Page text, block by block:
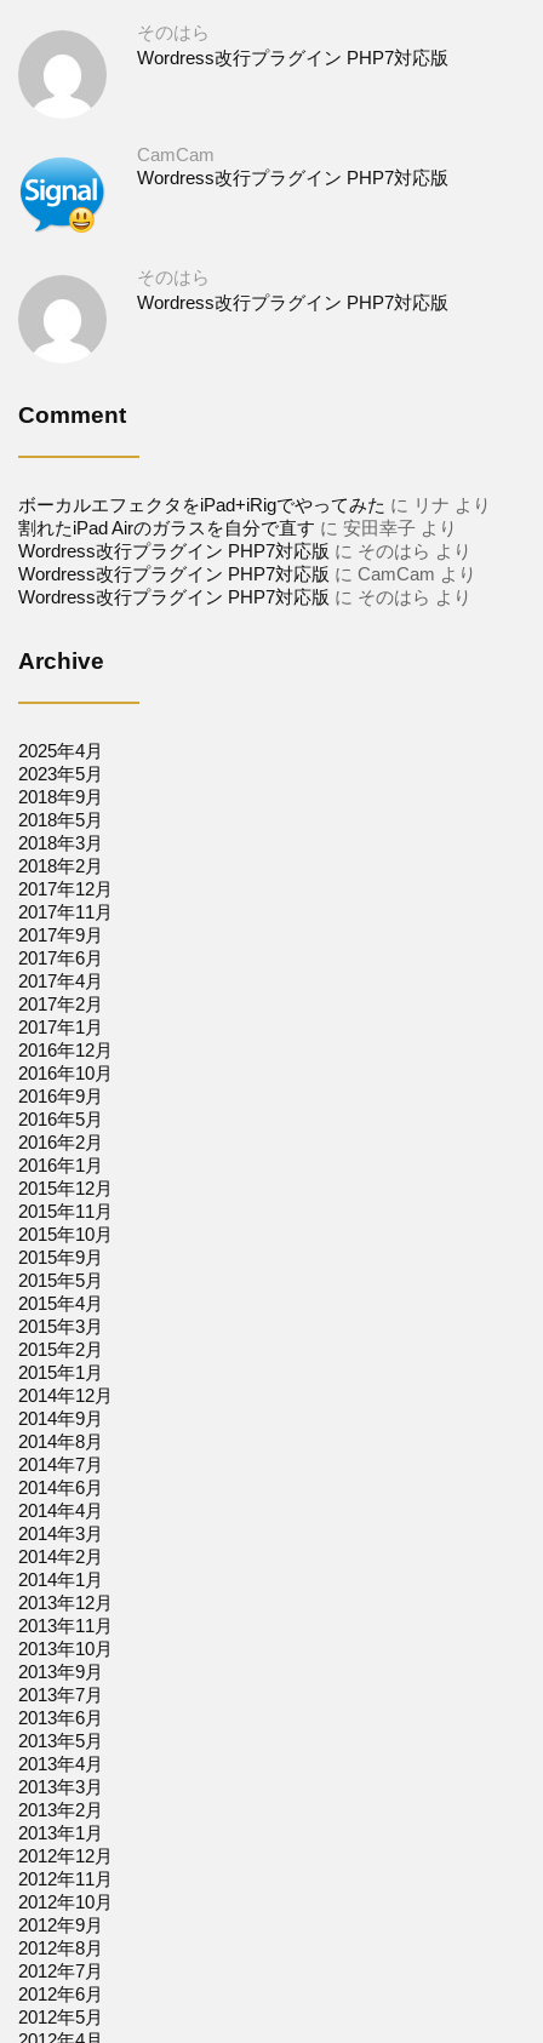
そのはら
Wordress改行プラグイン PHP7対応版
CamCam
Wordress改行プラグイン PHP7対応版
そのはら
Wordress改行プラグイン PHP7対応版
Comment
ボーカルエフェクタをiPad+iRigでやってみた に リナ より
割れたiPad Airのガラスを自分で直す に 安田幸子 より
Wordress改行プラグイン PHP7対応版 に そのはら より
Wordress改行プラグイン PHP7対応版 に CamCam より
Wordress改行プラグイン PHP7対応版 に そのはら より
Archive
2025年4月
2023年5月
2018年9月
2018年5月
2018年3月
2018年2月
2017年12月
2017年11月
2017年9月
2017年6月
2017年4月
2017年2月
2017年1月
2016年12月
2016年10月
2016年9月
2016年5月
2016年2月
2016年1月
2015年12月
2015年11月
2015年10月
2015年9月
2015年5月
2015年4月
2015年3月
2015年2月
2015年1月
2014年12月
2014年9月
2014年8月
2014年7月
2014年6月
2014年4月
2014年3月
2014年2月
2014年1月
2013年12月
2013年11月
2013年10月
2013年9月
2013年7月
2013年6月
2013年5月
2013年4月
2013年3月
2013年2月
2013年1月
2012年12月
2012年11月
2012年10月
2012年9月
2012年8月
2012年7月
2012年6月
2012年5月